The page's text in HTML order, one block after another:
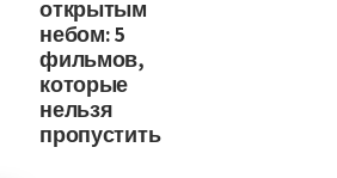
открытым
небом: 5
фильмов,
которые
нельзя
пропустить